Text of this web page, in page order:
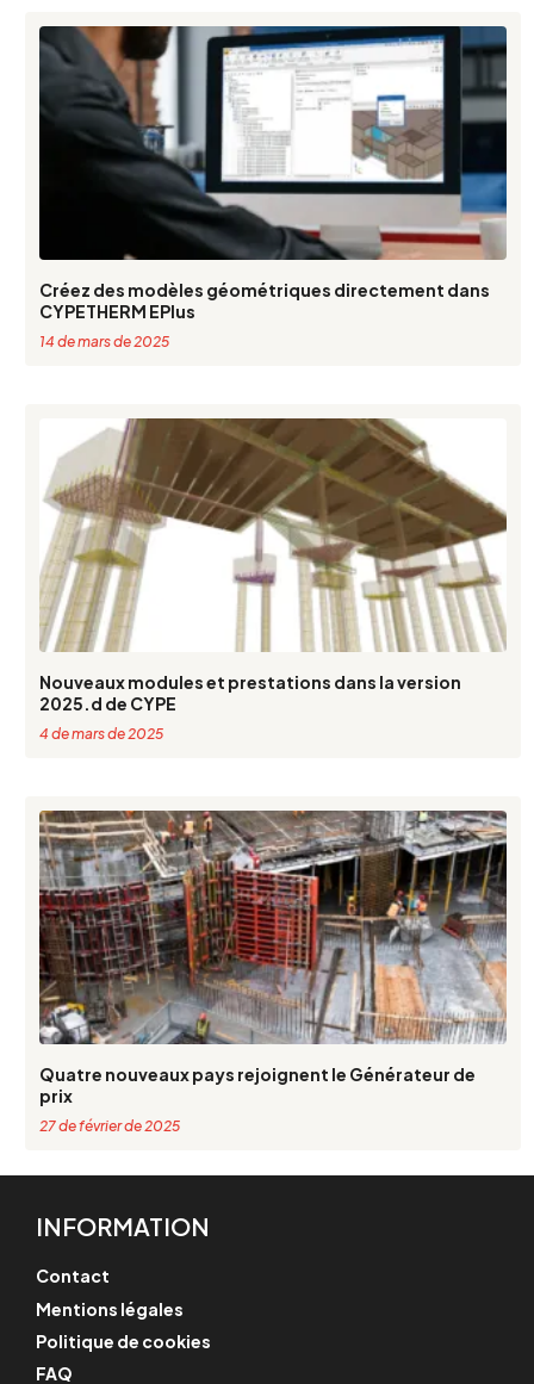
Créez des modèles géométriques directement dans
CYPETHERM EPlus
14 de mars de 2025
Nouveaux modules et prestations dans la version
2025.d de CYPE
4 de mars de 2025
Quatre nouveaux pays rejoignent le Générateur de
prix
27 de février de 2025
INFORMATION
Contact
Mentions légales
Politique de cookies
FAQ